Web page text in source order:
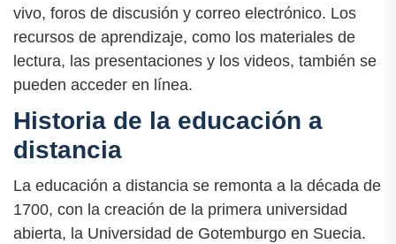
vivo, foros de discusión y correo electrónico. Los
recursos de aprendizaje, como los materiales de
lectura, las presentaciones y los videos, también se
pueden acceder en línea.
Historia de la educación a
distancia
La educación a distancia se remonta a la década de
1700, con la creación de la primera universidad
abierta, la Universidad de Gotemburgo en Suecia.